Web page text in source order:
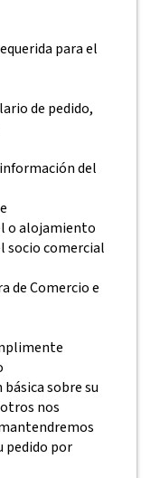
para el
de pedido,
del
o alojamiento
socio comercial
de Comercio e
sobre su
nos
pedido por